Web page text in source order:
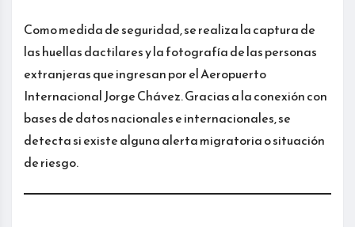
Como medida de seguridad, se realiza la captura de
las huellas dactilares y la fotografía de las personas
extranjeras que ingresan por el Aeropuerto
Internacional Jorge Chávez. Gracias a la conexión con
bases de datos nacionales e internacionales, se
detecta si existe alguna alerta migratoria o situación
de riesgo.